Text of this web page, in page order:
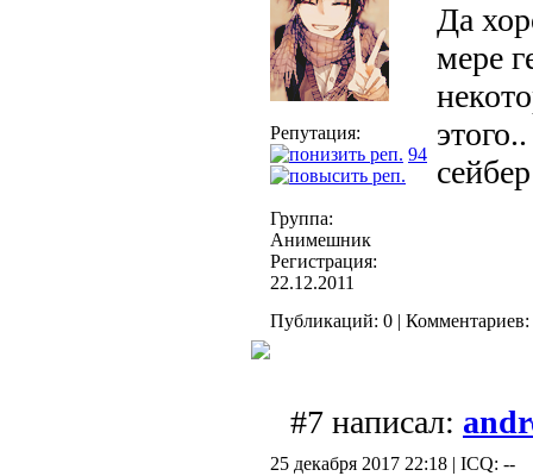
Репутация:
94
Группа:
Анимешник
Регистрация:
22.12.2011
Да
мере
Публикаций: 0 | Комментариев:
#7 написал:
25 декабря 2017 22:18 | ICQ: --